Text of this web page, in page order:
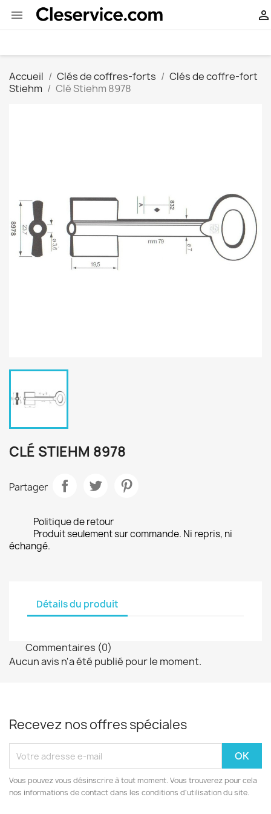
 
Accueil Clés de coffres-forts
Clés de coffre-fort
Stiehm
Clé Stiehm 8978
CLÉ STIEHM 8978
Partager
Politique de retour
Produit seulement sur commande. Ni repris, ni
échangé.
Détails du produit
Commentaires (0)
Aucun avis n'a été publié pour le moment.
Recevez nos offres spéciales
Vous pouvez vous désinscrire à tout moment. Vous trouverez pour cela
nos informations de contact dans les conditions d'utilisation du site.